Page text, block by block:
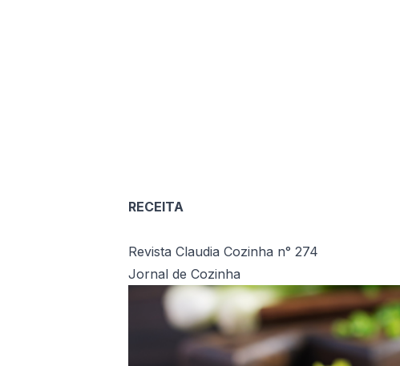
RECEITA
Revista Claudia Cozinha n° 274
Jornal de Cozinha